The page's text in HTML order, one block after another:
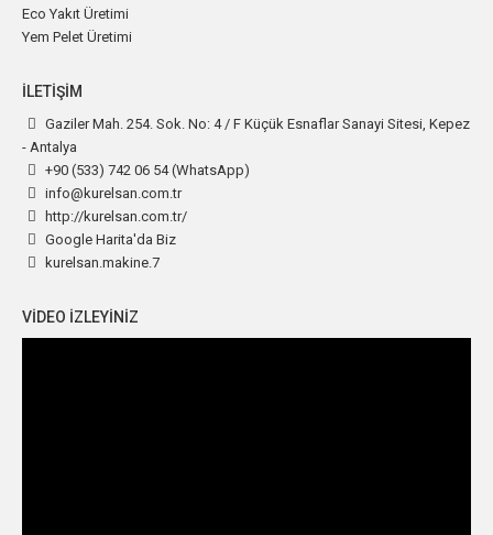
Eco Yakıt Üretimi
Yem Pelet Üretimi
İLETIŞIM
Gaziler Mah. 254. Sok. No: 4 / F Küçük Esnaflar Sanayi Sitesi, Kepez
- Antalya
+90 (533) 742 06 54(WhatsApp)
info@kurelsan.com.tr
http://kurelsan.com.tr/
Google Harita'da Biz
kurelsan.makine.7
VIDEO IZLEYINIZ